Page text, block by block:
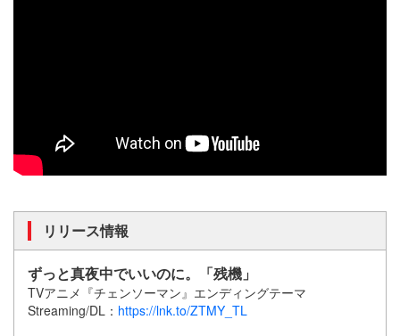
リリース情報
ずっと真夜中でいいのに。「残機」
TVアニメ『チェンソーマン』エンディングテーマ
Streaming/DL： https://lnk.to/ZTMY_TL